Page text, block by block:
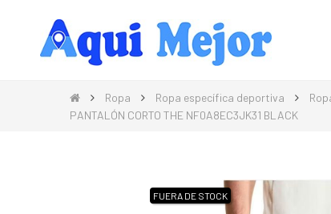
Compra Moda, Electrónica,
Ropa Ropa específica deportiva
PANTALÓN CORTO THE NF0A8EC3JK31 BLACK
FUERA DE STOCK